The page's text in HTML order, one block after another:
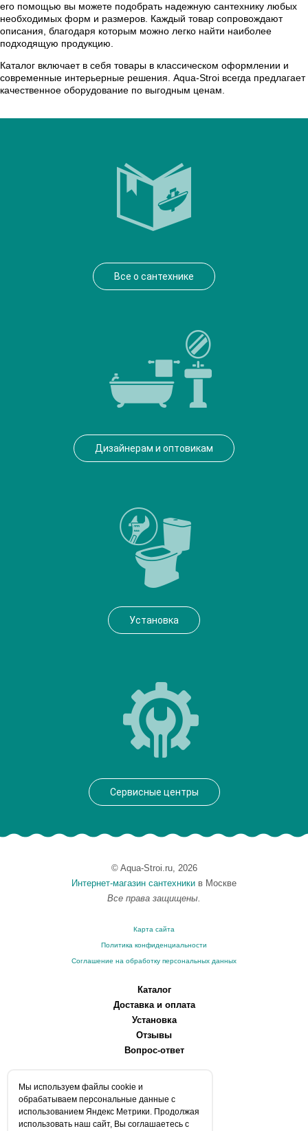
его помощью вы можете подобрать надежную сантехнику любых
необходимых форм и размеров. Каждый товар сопровождают
описания, благодаря которым можно легко найти наиболее
подходящую продукцию.
Каталог включает в себя товары в классическом оформлении и
современные интерьерные решения. Aqua-Stroi всегда предлагает
качественное оборудование по выгодным ценам.
Все о сантехнике
Дизайнерам и оптовикам
Установка
Сервисные центры
© Aqua-Stroi.ru, 2026
Интернет-магазин сантехники в Москве
Все права защищены.
Карта сайта
Политика конфиденциальности
Соглашение на обработку персональных данных
Каталог
Доставка и оплата
Установка
Отзывы
Вопрос-ответ
Сервисные центры
Контакты
Мы используем файлы сookie и
обрабатываем персональные данные с
использованием Яндекс Метрики. Продолжая
использовать наш сайт, Вы соглашаетесь с